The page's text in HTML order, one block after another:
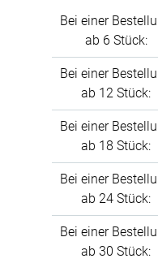
Basotect® = eine
SE
Bei einer
ab 6 Stück:
Bei einer
ab 12 Stück:
Bei einer
ab 18 Stück:
Bei einer
ab 24 Stück:
Bei einer
ab 30 Stück: